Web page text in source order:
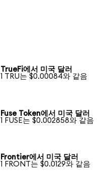
TrueFi에서 미국 달러
1 TRU는 $0.00084와 같음
Fuse Token에서 미국 달러
1 FUSE는 $0.002858와 같음
Frontier에서 미국 달러
1 FRONT는 $0.0129와 같음